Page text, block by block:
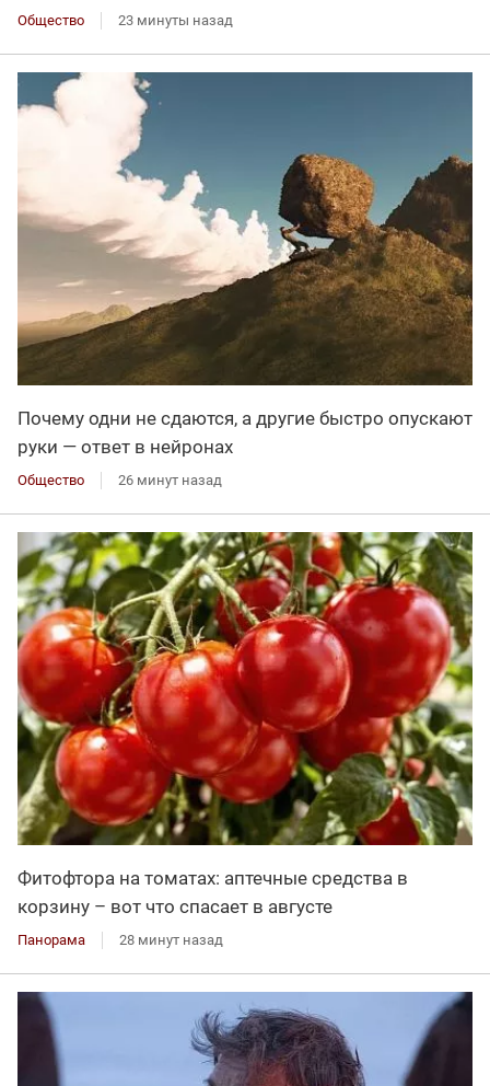
Общество 23 минуты назад
Почему одни не сдаются, а другие быстро опускают
руки — ответ в нейронах
Общество 26 минут назад
Фитофтора на томатах: аптечные средства в
корзину – вот что спасает в августе
Панорама 28 минут назад